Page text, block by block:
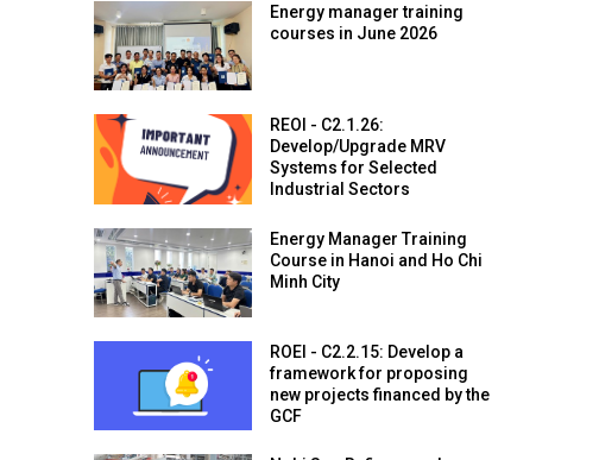
Energy manager training
courses in June 2026
REOI - C2.1.26:
Develop/Upgrade MRV
Systems for Selected
Industrial Sectors
Energy Manager Training
Course in Hanoi and Ho Chi
Minh City
ROEI - C2.2.15: Develop a
framework for proposing
new projects financed by the
GCF